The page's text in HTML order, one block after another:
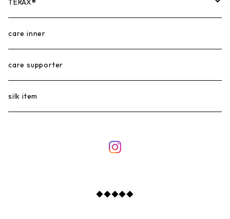
TERAX®︎
TERAX HOT®︎
TERAX COOL®︎
care inner
care supporter
silk item
◆◆◆◆◆